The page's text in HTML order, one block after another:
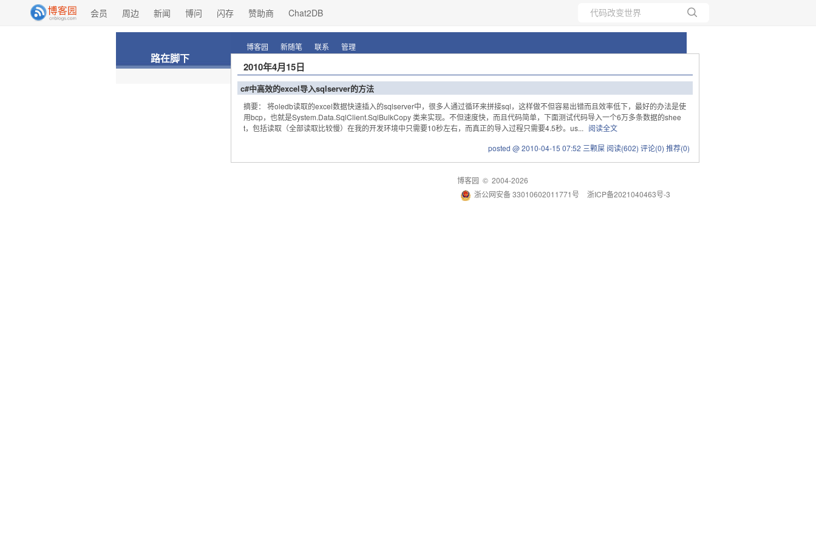
会员 周边 新闻 博问 闪存 赞助商 Chat2DB
所有博客
当前博客
路在脚下
博客园 新随笔 联系 管理
2010年4月15日
c#中高效的excel导入sqlserver的方法
摘要： 将oledb读取的excel数据快速插入的sqlserver中，很多人通过循环来拼接sql，这样做不但容易出错而且效率低下，最好的办法是使
用bcp，也就是System.Data.SqlClient.SqlBulkCopy 类来实现。不但速度快，而且代码简单，下面测试代码导入一个6万多条数据的shee
t，包括读取（全部读取比较慢）在我的开发环境中只需要10秒左右，而真正的导入过程只需要4.5秒。us... 阅读全文
posted @ 2010-04-15 07:52 三颗屎 阅读(602) 评论(0) 推荐(0)
博客园 © 2004-2026
浙公网安备 33010602011771号
浙ICP备2021040463号-3